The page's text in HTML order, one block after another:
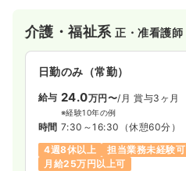
介護・福祉系正・准看護師
日勤のみ（常勤）
給与 24.0万円〜/月 賞与3ヶ月
※経験10年の例
時間 7:30～16:30 （休憩60分）
4週8休以上
担当業務未経験可
月給25万円以上可